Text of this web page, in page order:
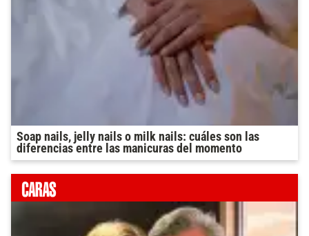
Soap nails, jelly nails o milk nails: cuáles son las
diferencias entre las manicuras del momento